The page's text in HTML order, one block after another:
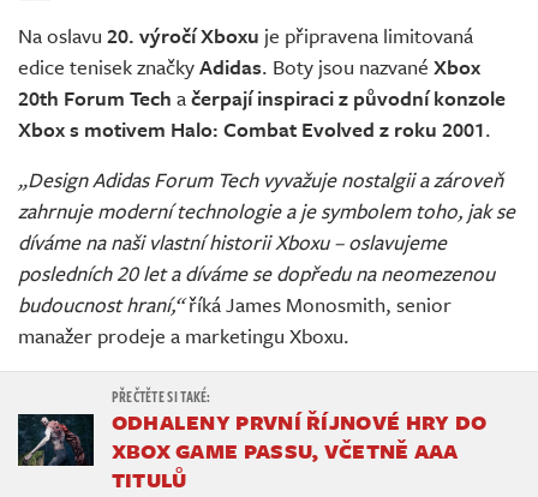
Na oslavu 20. výročí Xboxu je připravena limitovaná
edice tenisek značkyAdidas. Boty jsou nazvané Xbox
20th Forum Tech ačerpají inspiraci z původní konzole
Xbox s motivem Halo: Combat Evolved z roku 2001.
„Design Adidas Forum Tech vyvažuje nostalgii a zároveň
zahrnuje moderní technologie a je symbolem toho, jak se
díváme na naši vlastní historii Xboxu – oslavujeme
posledních 20 let a díváme se dopředu na neomezenou
budoucnost hraní,“říká James Monosmith, senior
manažer prodeje a marketingu Xboxu.
ODHALENY PRVNÍ ŘÍJNOVÉ HRY DO
XBOX GAME PASSU, VČETNĚ AAA
TITULŮ